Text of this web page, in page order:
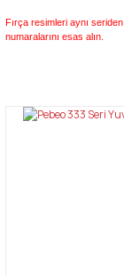
Fırça resimleri aynı
numaralarını esas alın.
Bu ürünün fiyat
tarafımıza